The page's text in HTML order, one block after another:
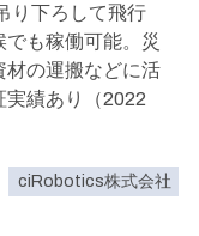
り下ろして飛行
も稼働可能。災
材の運搬などに活
実績あり（2022
ciRobotics株式会社